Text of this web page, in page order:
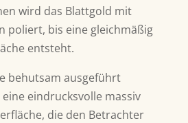
wird das Blattgold mit
poliert, bis eine gleichmäßig
entsteht.
behutsam ausgeführt
eindrucksvolle massiv
die den Betrachter